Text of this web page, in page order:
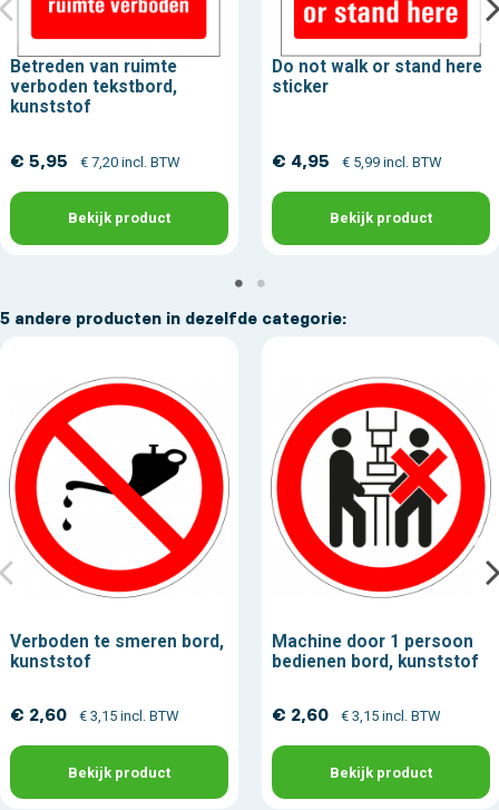
Betreden van ruimte
verboden tekstbord,
kunststof
€ 5,95 € 7,20 incl. BTW
Bekijk product
Do not walk or stand here
sticker
€ 4,95 € 5,99 incl. BTW
Bekijk product
5 andere producten in dezelfde categorie:
Verboden te smeren bord,
kunststof
€ 2,60 € 3,15 incl. BTW
Bekijk product
Machine door 1 persoon
bedienen bord, kunststof
€ 2,60 € 3,15 incl. BTW
Bekijk product